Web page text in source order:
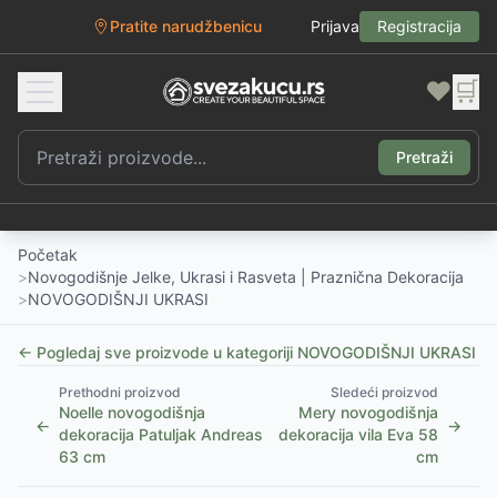
Pratite narudžbenicu Prijava Registracija
❤️ 🛒
Pretraži
Početak
>Novogodišnje Jelke, Ukrasi i Rasveta | Praznična Dekoracija
>NOVOGODIŠNJI UKRASI
← Pogledaj sve proizvode u kategoriji NOVOGODIŠNJI UKRASI
←
Prethodni proizvod
Noelle novogodišnja
dekoracija Patuljak Andreas
63 cm
Sledeći proizvod
Mery novogodišnja
dekoracija vila Eva 58
cm
→